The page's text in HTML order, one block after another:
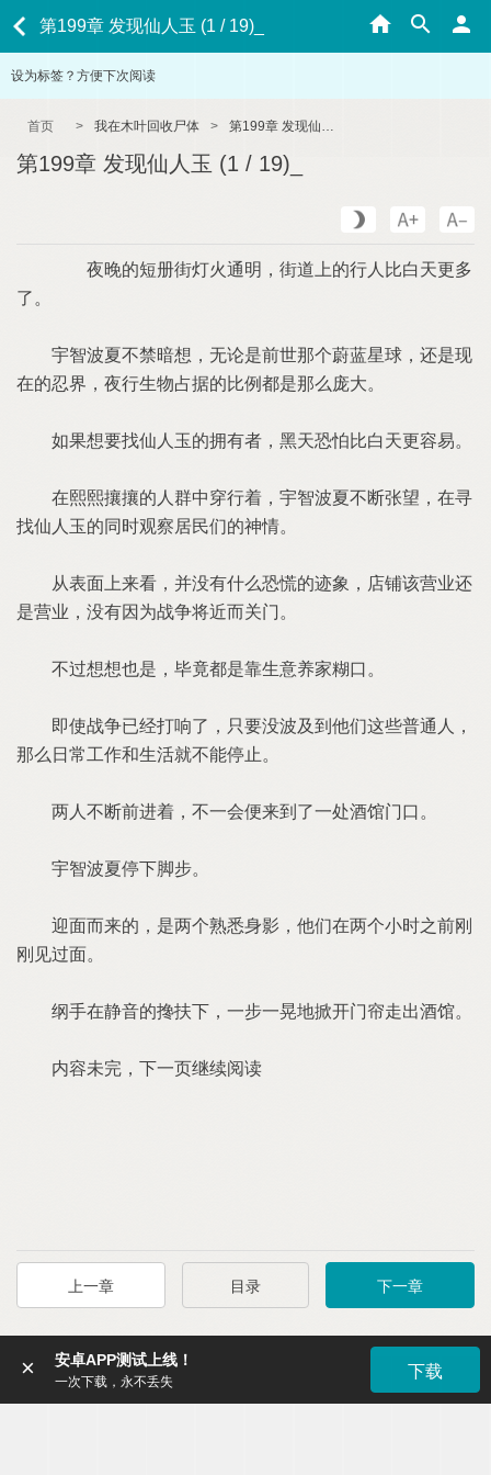
第199章 发现仙人玉 (1 / 19)_
设为标签？方便下次阅读
首页 > 我在木叶回收尸体 > 第199章 发现仙人玉 (1 / 19)_
第199章 发现仙人玉 (1 / 19)_
夜晚的短册街灯火通明，街道上的行人比白天更多
了。
宇智波夏不禁暗想，无论是前世那个蔚蓝星球，还是现
在的忍界，夜行生物占据的比例都是那么庞大。
如果想要找仙人玉的拥有者，黑天恐怕比白天更容易。
在熙熙攘攘的人群中穿行着，宇智波夏不断张望，在寻
找仙人玉的同时观察居民们的神情。
从表面上来看，并没有什么恐慌的迹象，店铺该营业还
是营业，没有因为战争将近而关门。
不过想想也是，毕竟都是靠生意养家糊口。
即使战争已经打响了，只要没波及到他们这些普通人，
那么日常工作和生活就不能停止。
两人不断前进着，不一会便来到了一处酒馆门口。
宇智波夏停下脚步。
迎面而来的，是两个熟悉身影，他们在两个小时之前刚
刚见过面。
纲手在静音的搀扶下，一步一晃地掀开门帘走出酒馆。
内容未完，下一页继续阅读
上一章 目录 下一章
× 安卓APP测试上线！
一次下载，永不丢失
下载